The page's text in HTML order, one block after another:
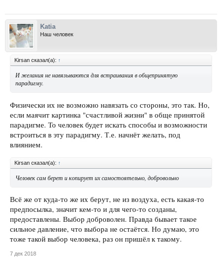
Katia
Наш человек
Kirsan сказал(а): ↑
И желания не навязываются для встраивания в общепринятую
парадигму.
Физически их не возможно навязать со стороны, это так. Но,
если маячит картинка "счастливой жизни" в обще принятой
парадигме. То человек будет искать способы и возможности
встроиться в эту парадигму. Т.е. начнёт желать, под
влиянием.
Kirsan сказал(а): ↑
Человек сам берет и копирует их самостоятельно, добровольно
Всё же от куда-то же их берут, не из воздуха, есть какая-то
предпосылка, значит кем-то и для чего-то созданы,
предоставлены. Выбор доброволен. Правда бывает такое
сильное давление, что выбора не остаётся. Но думаю, это
тоже такой выбор человека, раз он пришёл к такому.
7 дек 2018